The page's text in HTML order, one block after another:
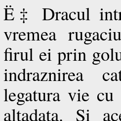
Ë‡ Dracul
vremea
firul ei prin
indraznirea
legatura vie
altadata. Si